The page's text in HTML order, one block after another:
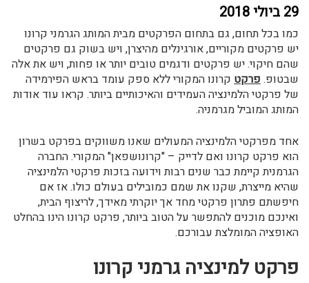
29 ביולי 2018
כמו בכל תחום, גם בתחום הפרקטים מבית המותג הגרמני קרונו
יש פרקטים מקוריים, אורגינלים מהיצרן, ויש בשוק גם פרקטים
שהם חיקוי. יש פרקטים ודגמים טובים יותר או פחות, ויש את אלה
שבטופ.פרקט קרונו המקורי ללא ספק עומד בראש הפירמידה
של פרקטי הלמינציה העמידים והאיכותיים ביותר. קראו עוד אודות
המותג המוביל מגרמניה.
אחד מפרקטי הלמינציה המעולים שאנו משווקים בפרקט בשרון
הוא פרקט קרונו ואם לדייק – "קרונושפאן" המקורי. החברה
הגרמנית קיימת כבר שנים רבות וידועה בזכות פרקטי הלמינציה
שהיא מייצרת, שקנו את שמם כמובילים בעולם כולו. אז אם
חיפשתם פתרון פרקטי מחד אך יוקרתי מאידך, לריצוף הבית,
ואינכם מוכנים להתפשר על הטוב ביותר, פרקט קרונו הינו בהחלט
האופציה המומלצת עבורכם.
פרקט למינציה גרמני קרונו